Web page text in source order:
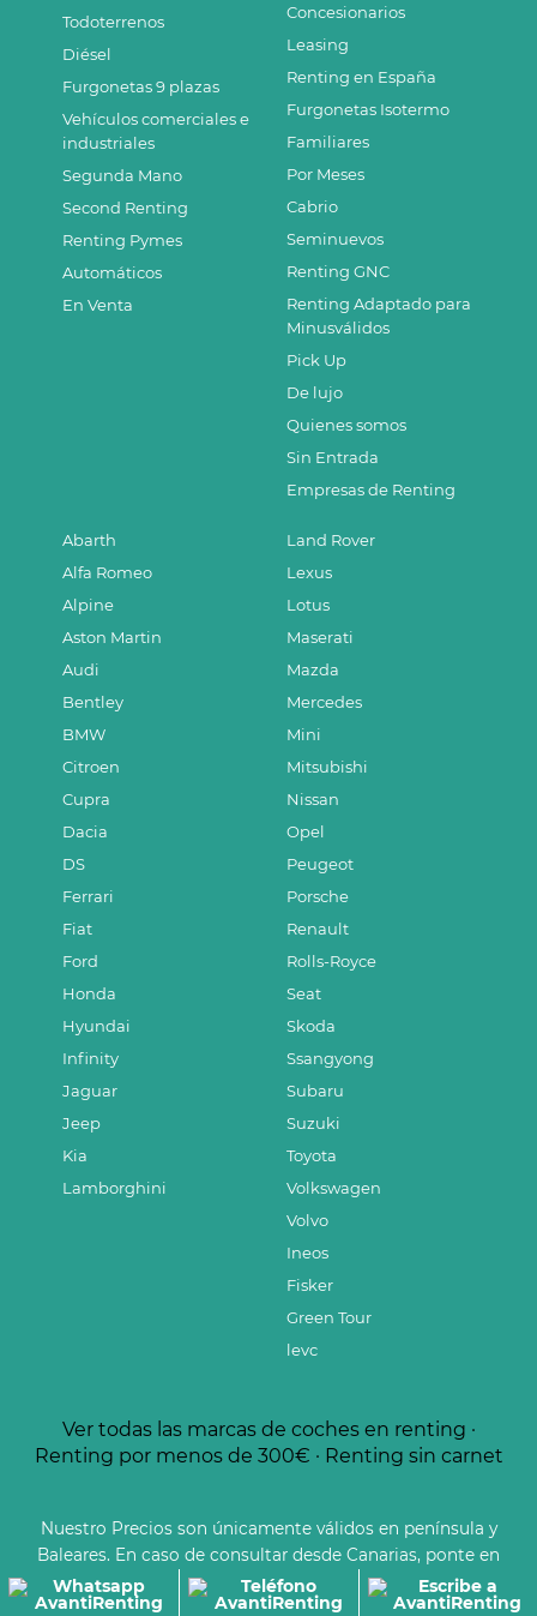
Todoterrenos
Diésel
Furgonetas 9 plazas
Vehículos comerciales e
industriales
Segunda Mano
Second Renting
Renting Pymes
Automáticos
En Venta
Abarth
Alfa Romeo
Alpine
Aston Martin
Audi
Bentley
BMW
Citroen
Cupra
Dacia
DS
Ferrari
Fiat
Ford
Honda
Hyundai
Infinity
Jaguar
Jeep
Kia
Lamborghini
Land Rover
Lexus
Lotus
Maserati
Mazda
Mercedes
Mini
Mitsubishi
Nissan
Opel
Peugeot
Porsche
Renault
Rolls-Royce
Seat
Skoda
Ssangyong
Subaru
Suzuki
Toyota
Volkswagen
Volvo
Ineos
Fisker
Green Tour
levc
Concesionarios
Leasing
Renting en España
Furgonetas Isotermo
Familiares
Por Meses
Cabrio
Seminuevos
Renting GNC
Renting Adaptado para
Minusválidos
Pick Up
De lujo
Quienes somos
Sin Entrada
Empresas de Renting
Ver todas las marcas de coches en renting ·
Renting por menos de 300€ · Renting sin carnet
Nuestro Precios son únicamente válidos en península y
Baleares. En caso de consultar desde Canarias, ponte en
contacto con nuestros asesores.